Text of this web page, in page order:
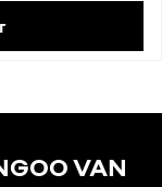
VAN